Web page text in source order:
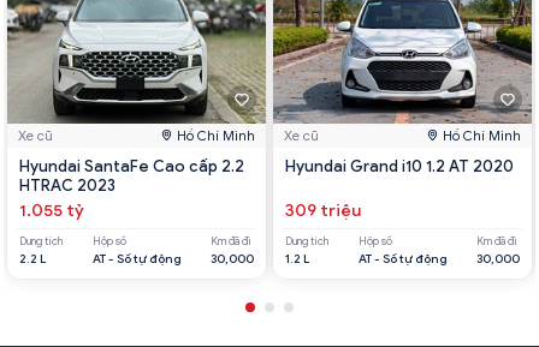
Xe cũ Hồ Chí Minh
Hyundai SantaFe Cao cấp 2.2
HTRAC 2023
1.055 tỷ
Dung tích
2.2 L
Hộp số
AT - Số tự động
Km đã đi
30,000
Xe cũ Hồ Chí Minh
Hyundai Grand i10 1.2 AT 2020
309 triệu
Dung tích
1.2 L
Hộp số
AT - Số tự động
Km đã đi
30,000